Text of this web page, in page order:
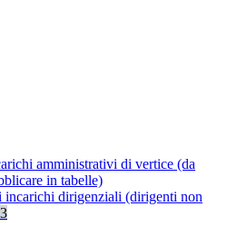
amministrativi di vertice (da
in tabelle)
incarichi dirigenziali (dirigenti non
3